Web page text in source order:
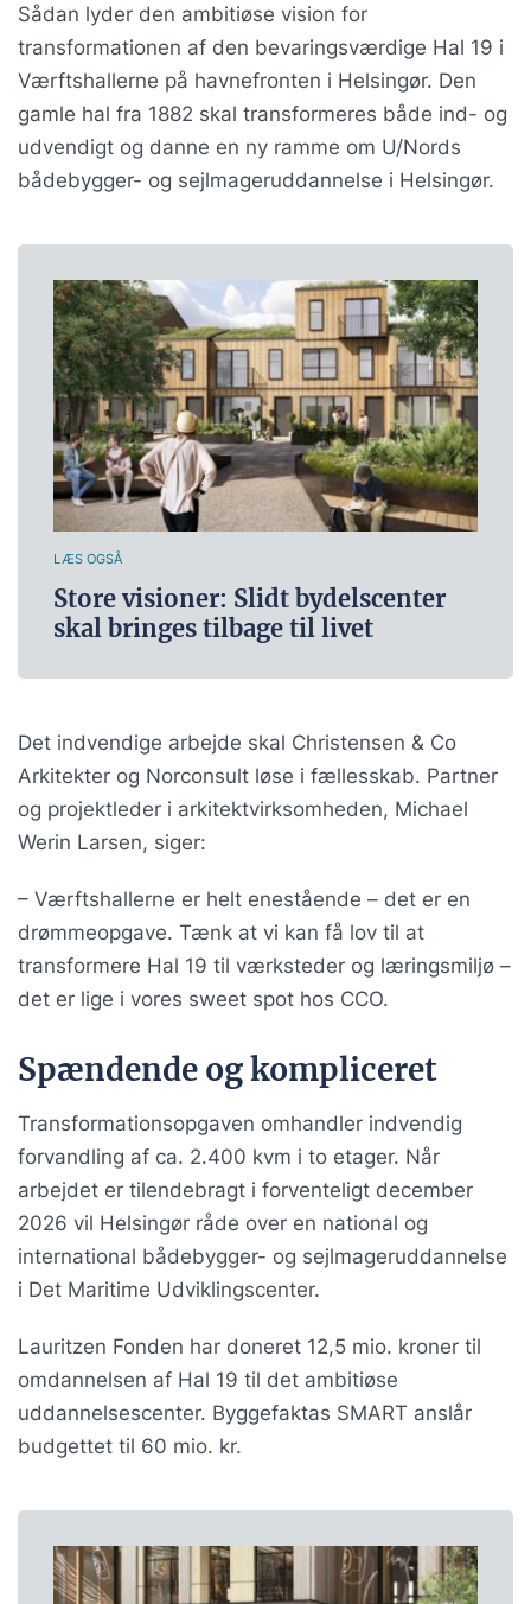
Sådan lyder den ambitiøse vision for
transformationen af den bevaringsværdige Hal 19 i
Værftshallerne på havnefronten i Helsingør. Den
gamle hal fra 1882 skal transformeres både ind- og
udvendigt og danne en ny ramme om U/Nords
bådebygger- og sejlmageruddannelse i Helsingør.
LÆS OGSÅ
Store visioner: Slidt bydelscenter
skal bringes tilbage til livet
Det indvendige arbejde skal Christensen & Co
Arkitekter og Norconsult løse i fællesskab. Partner
og projektleder i arkitektvirksomheden, Michael
Werin Larsen, siger:
– Værftshallerne er helt enestående – det er en
drømmeopgave. Tænk at vi kan få lov til at
transformere Hal 19 til værksteder og læringsmiljø –
det er lige i vores sweet spot hos CCO.
Spændende og kompliceret
Transformationsopgaven omhandler indvendig
forvandling af ca. 2.400 kvm i to etager. Når
arbejdet er tilendebragt i forventeligt december
2026 vil Helsingør råde over en national og
international bådebygger- og sejlmageruddannelse
i Det Maritime Udviklingscenter.
Lauritzen Fonden har doneret 12,5 mio. kroner til
omdannelsen af Hal 19 til det ambitiøse
uddannelsescenter. Byggefaktas SMART anslår
budgettet til 60 mio. kr.